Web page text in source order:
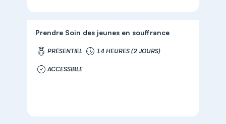
Prendre Soin des jeunes en souffrance
PRÉSENTIEL 14 HEURES (2 JOURS)
ACCESSIBLE